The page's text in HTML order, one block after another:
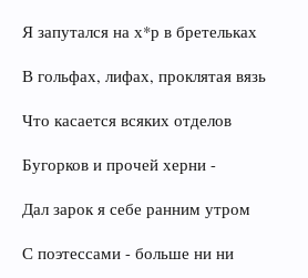
Я запутался на х*р в бретельках
В гольфах, лифах, проклятая вязь
Что касается всяких отделов
Бугорков и прочей херни -
Дал зарок я себе ранним утром
С поэтессами - больше ни ни